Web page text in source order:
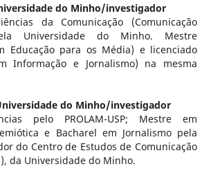
do Minho/investigador
da Comunicação (Comunicação
Universidade do Minho. Mestre
Educação para os Média) e licenciado
Informação e Jornalismo) na mesma
do Minho/investigador
pelo PROLAM-USP; Mestre em
e Bacharel em Jornalismo pela
do Centro de Estudos de Comunicação
da Universidade do Minho.